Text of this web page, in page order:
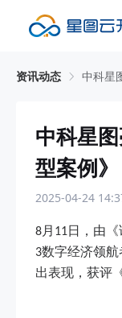
资讯动态 中科星
中科星
型案例》
2025-04-24
8月 11日，由
3数字经济领
出表现，获评